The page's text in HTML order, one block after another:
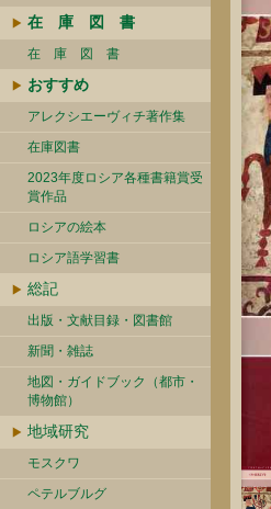
在 庫 図 書
在 庫 図 書
おすすめ
アレクシエーヴィチ著作集
在庫図書
2023年度ロシア各種書籍賞受
賞作品
ロシアの絵本
ロシア語学習書
総記
出版・文献目録・図書館
新聞・雑誌
地図・ガイドブック（都市・
博物館）
地域研究
モスクワ
ペテルブルグ